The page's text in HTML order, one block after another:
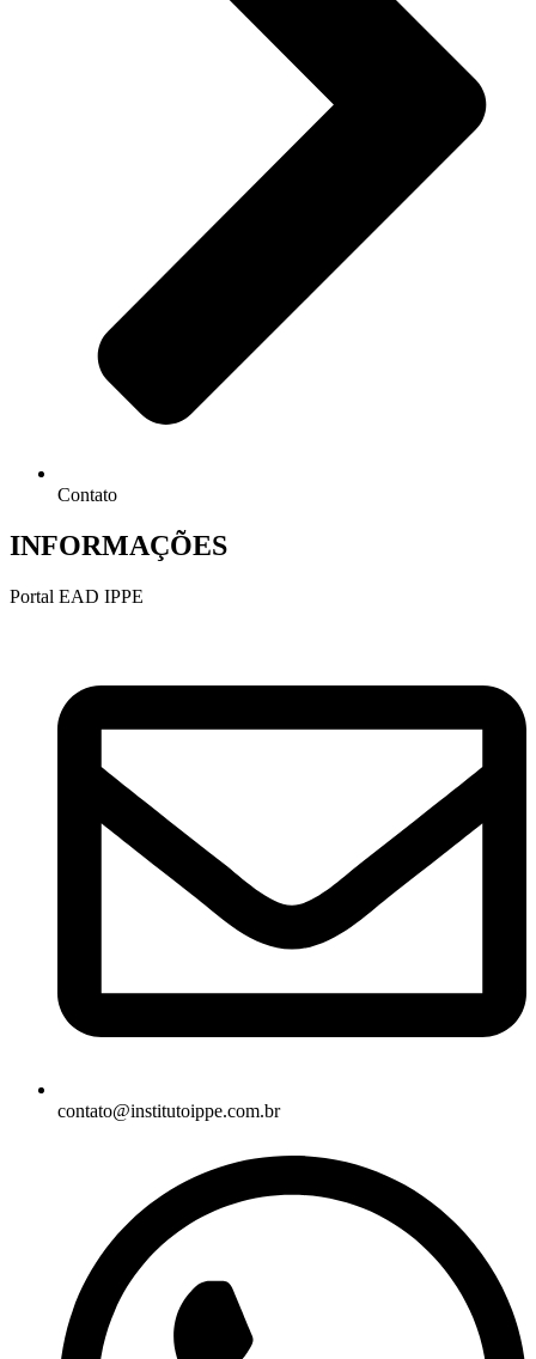
Contato
INFORMAÇÕES
Portal EAD IPPE
contato@institutoippe.com.br